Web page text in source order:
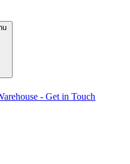
- Get in Touch